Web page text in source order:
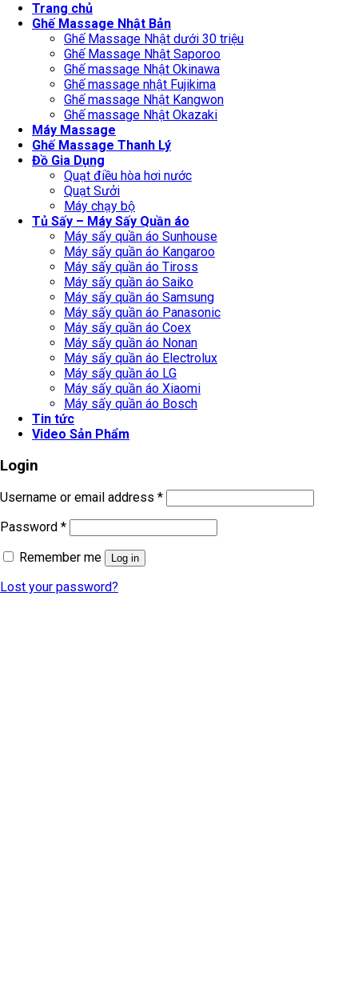
Trang chủ
Ghế Massage Nhật Bản
Ghế Massage Nhật dưới 30 triệu
Ghế Massage Nhật Saporoo
Ghế massage Nhật Okinawa
Ghế massage nhật Fujikima
Ghế massage Nhật Kangwon
Ghế massage Nhật Okazaki
Máy Massage
Ghế Massage Thanh Lý
Đồ Gia Dụng
Quạt điều hòa hơi nước
Quạt Sưởi
Máy chạy bộ
Tủ Sấy – Máy Sấy Quần áo
Máy sấy quần áo Sunhouse
Máy sấy quần áo Kangaroo
Máy sấy quần áo Tiross
Máy sấy quần áo Saiko
Máy sấy quần áo Samsung
Máy sấy quần áo Panasonic
Máy sấy quần áo Coex
Máy sấy quần áo Nonan
Máy sấy quần áo Electrolux
Máy sấy quần áo LG
Máy sấy quần áo Xiaomi
Máy sấy quần áo Bosch
Tin tức
Video Sản Phẩm
Login
Username or email address *
Password *
Remember me
Log in
Lost your password?